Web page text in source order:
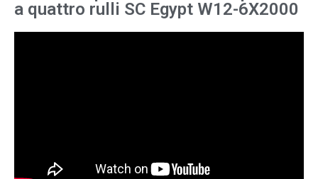
a quattro rulli SC Egypt W12-6X2000